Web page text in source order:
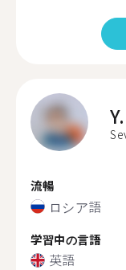
Y.
流暢
ロシア語
学習中の言語
英語